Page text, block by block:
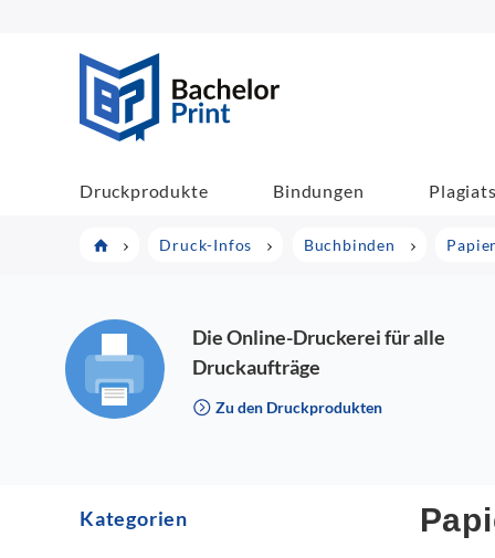
Druckprodukte Bindungen
Druck-Infos Buchbinden
Die Online-Druckerei für alle
Druckaufträge
Zu den Druckprodukten
Kategorien